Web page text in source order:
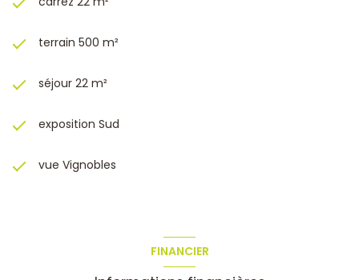
terrain 500 m²
séjour 22 m²
exposition Sud
vue Vignobles
FINANCIER